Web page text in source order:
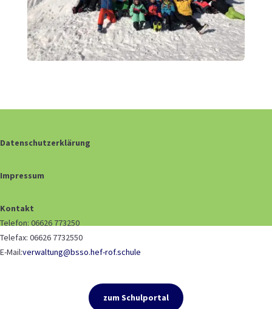
Datenschutzerklärung
Impressum
Kontakt
Telefon: 06626 773250
Telefax: 06626 7732550
E-Mail:verwaltung@bsso.hef-rof.schule
zum Schulportal